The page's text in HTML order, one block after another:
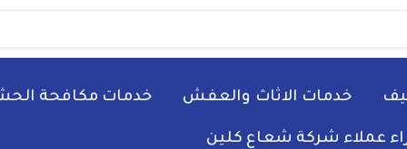
خدمات الاثاث والعفش خدمات مكافحة
عملاء شركة شعاع كلين